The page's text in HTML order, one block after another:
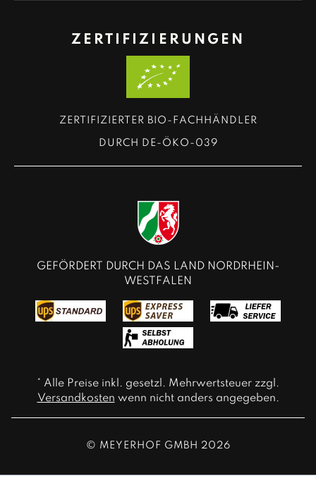
ZERTIFIZIERUNGEN
ZERTIFIZIERTER BIO-FACHHÄNDLER
DURCH DE-ÖKO-039
GEFÖRDERT DURCH DAS LAND NORDRHEIN-
WESTFALEN
* Alle Preise inkl. gesetzl. Mehrwertsteuer zzgl.
Versandkosten wenn nicht anders angegeben.
© MEYERHOF GMBH 2026